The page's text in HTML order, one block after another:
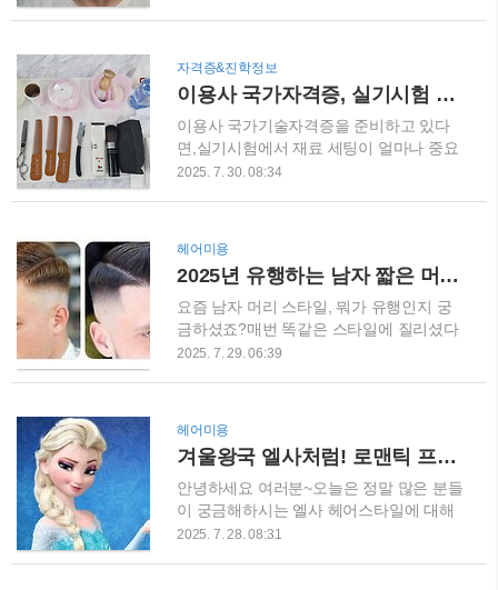
게 피부 가까이까지 짧게 자르는 것으로,
톱과 사이드 간의 대비가 섬세하고 세련된
인상을 줍니다. 바버숍에서..
바로 위까지 짧게 깎고(head high fade), 머
리 윗부분(top)은 약간의 길이를 남겨 대비
를 주는 스타일입니다.긴 상단 부분은 약
5–10mm 정도가 일반적이며, fade는 날카
롭게 구분되는 경향이 있습니다. 특징 및
서 1인치 길이로, 별다른 스타일링 없이도
깔끔함 유지 가능합니다.관리가 편함: 군인
이..
자격증&진학정보
이용사 국가자격증, 실기시험 재료 셋팅 이렇게 하면 완벽해요!
이용사 국가기술자격증을 준비하고 있다
면,실기시험에서 재료 세팅이 얼마나 중요
한지 아실 거예요.단순히 기술만 갖추는 게
물이 필요한지,실제 시험장에서 당황하지
않도록 꼼꼼하게 정리해 드릴게요!시험재
료 세팅에 참고하세요 기본 준비물부터 챙
기자! 시험 전 기본적으로 챙겨야 할 건 위
생복과 남성용 인모 마네킹이에요.특히 마
다.또한 실기시험 시 손 닦는 타월하나 준
비하는 것은 필수랍니다. ✅ 1과제 – 소독
위생복위생봉지 (쓰레기 처리용)타월(흰
색, 1장 이상: 바닥용)티슈..
2025. 7. 30. 08:34
헤어미용
2025년 유행하는 남자 짧은 머리 스타일 총정리!
요즘 남자 머리 스타일, 뭐가 유행인지 궁
금하셨죠?매번 똑같은 스타일에 질리셨다
면, 이번 글에서 소개하는 2025년 핫한 남
유행하는 남자 짧은 머리 스타일 총정리! 1.
요즘 대세는 텍스처드 크롭 & 페이드 컷!요
즘 미용실에서 제일 많이 찾는 스타일이에
요. 윗머리는 자연스럽게 텍스처를 살리고,
옆머리와 뒷머리는 깔끔하게 페이드로 정
2025. 7. 29. 06:39
헤어미용
겨울왕국 엘사처럼! 로맨틱 프렌치 브레이드 완성법
안녕하세요 여러분~오늘은 정말 많은 분들
이 궁금해하시는 엘사 헤어스타일에 대해
포스팅해 볼게요!겨울왕국을 보고 나서 엘
2025. 7. 28. 08:31